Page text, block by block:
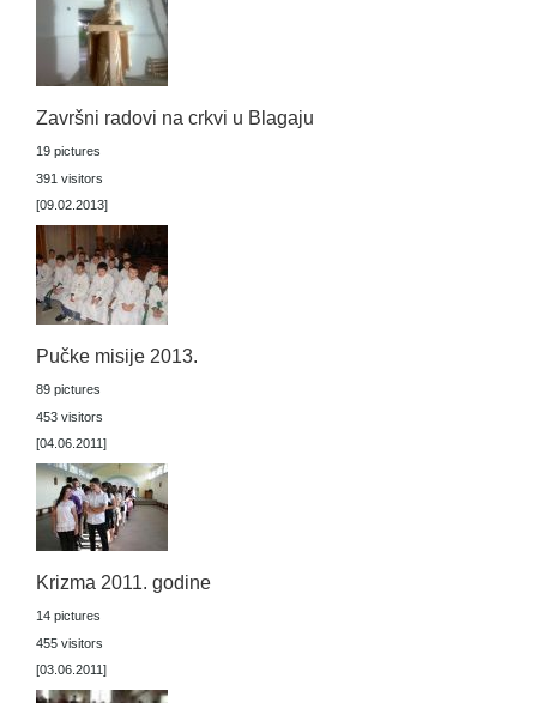
Završni radovi na crkvi u Blagaju
19 pictures
391 visitors
[09.02.2013]
Pučke misije 2013.
89 pictures
453 visitors
[04.06.2011]
Krizma 2011. godine
14 pictures
455 visitors
[03.06.2011]